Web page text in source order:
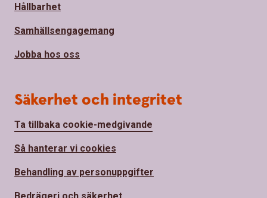
Hållbarhet
Samhällsengagemang
Jobba hos oss
Säkerhet och integritet
Ta tillbaka cookie-medgivande
Så hanterar vi cookies
Behandling av personuppgifter
Bedrägeri och säkerhet